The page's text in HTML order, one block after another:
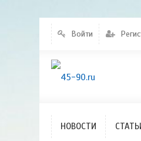
Войти
Общение
НОВОСТИ